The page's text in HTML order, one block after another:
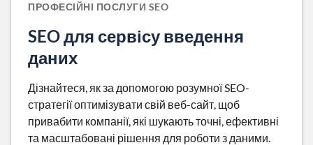
ПРОФЕСІЙНІ ПОСЛУГИ SEO
SEO для сервісу введення
даних
Дізнайтеся, як за допомогою розумної SEO-
стратегії оптимізувати свій веб-сайт, щоб
привабити компанії, які шукають точні, ефективні
та масштабовані рішення для роботи з даними.